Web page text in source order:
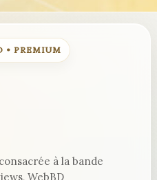
• PREMIUM
à la bande
WebBD